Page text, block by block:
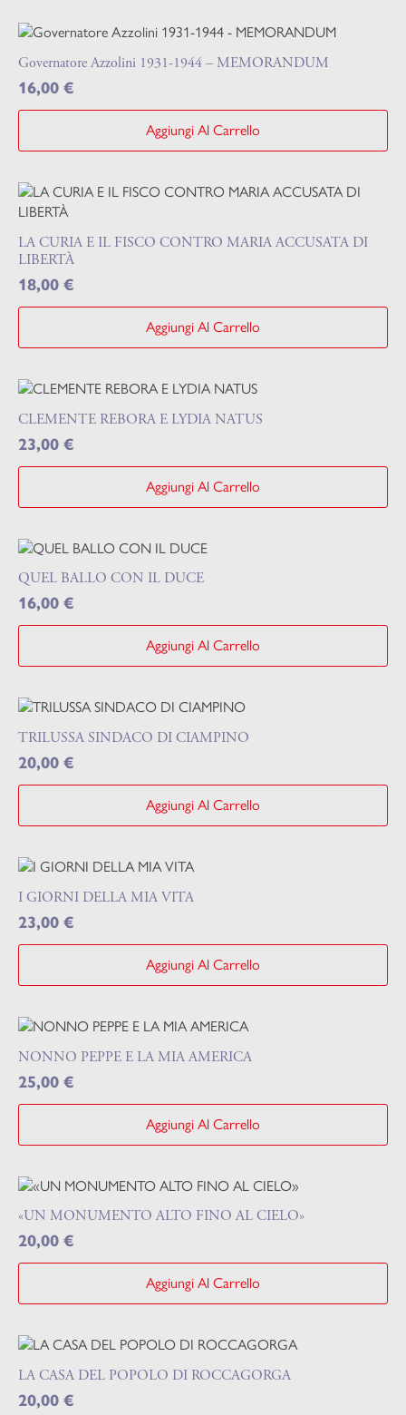
Governatore Azzolini 1931-1944 – MEMORANDUM
16,00 €
Aggiungi Al Carrello
LA CURIA E IL FISCO CONTRO MARIA ACCUSATA DI
LIBERTÀ
18,00 €
Aggiungi Al Carrello
CLEMENTE REBORA E LYDIA NATUS
23,00 €
Aggiungi Al Carrello
QUEL BALLO CON IL DUCE
16,00 €
Aggiungi Al Carrello
TRILUSSA SINDACO DI CIAMPINO
20,00 €
Aggiungi Al Carrello
I GIORNI DELLA MIA VITA
23,00 €
Aggiungi Al Carrello
NONNO PEPPE E LA MIA AMERICA
25,00 €
Aggiungi Al Carrello
«UN MONUMENTO ALTO FINO AL CIELO»
20,00 €
Aggiungi Al Carrello
LA CASA DEL POPOLO DI ROCCAGORGA
20,00 €